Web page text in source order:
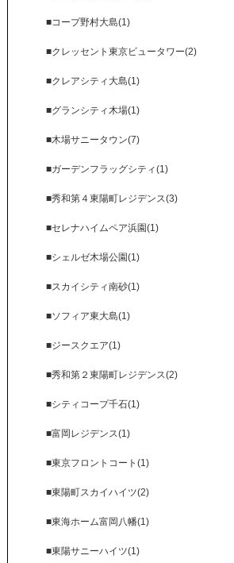
■コープ野村大島(1)
■クレッセント東京ビュータワー(2)
■クレアシティ大島(1)
■グランシティ木場(1)
■木場サニータウン(7)
■ガーデンフラッグシティ(1)
■秀和第４東陽町レジデンス(3)
■セレナハイムペア浜園(1)
■シェルゼ木場公園(1)
■スカイシティ南砂(1)
■ソフィア東大島(1)
■ジースクエア(1)
■秀和第２東陽町レジデンス(2)
■シティコープ千石(1)
■富岡レジデンス(1)
■東京フロントコート(1)
■東陽町スカイハイツ(2)
■東海ホーム富岡八幡(1)
■東陽サニーハイツ(1)